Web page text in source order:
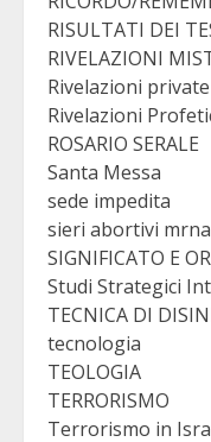
RISULTATI DEI
RIVELAZIONI
Rivelazioni private
Rivelazioni
ROSARIO SERALE
Santa Messa
sede impedita
sieri abortivi mrna
SIGNIFICATO E
Studi Strategici
TECNICA DI
tecnologia
TEOLOGIA
TERRORISMO
Terrorismo in